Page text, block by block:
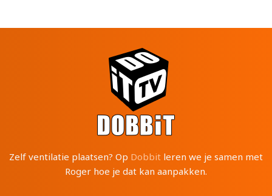
Zelf ventilatie plaatsen? Op Dobbit leren we je samen met
Roger hoe je dat kan aanpakken.